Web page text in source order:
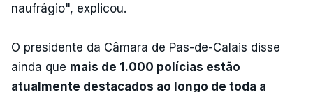
naufrágio", explicou.
O presidente da Câmara de Pas-de-Calais disse
ainda que mais de 1.000 polícias estão
atualmente destacados ao longo de toda a